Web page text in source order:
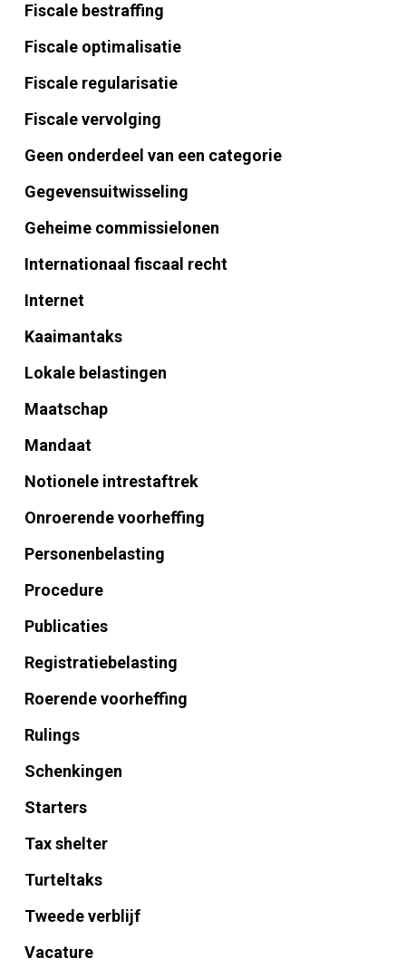
Fiscale bestraffing
Fiscale optimalisatie
Fiscale regularisatie
Fiscale vervolging
Geen onderdeel van een categorie
Gegevensuitwisseling
Geheime commissielonen
Internationaal fiscaal recht
Internet
Kaaimantaks
Lokale belastingen
Maatschap
Mandaat
Notionele intrestaftrek
Onroerende voorheffing
Personenbelasting
Procedure
Publicaties
Registratiebelasting
Roerende voorheffing
Rulings
Schenkingen
Starters
Tax shelter
Turteltaks
Tweede verblijf
Vacature